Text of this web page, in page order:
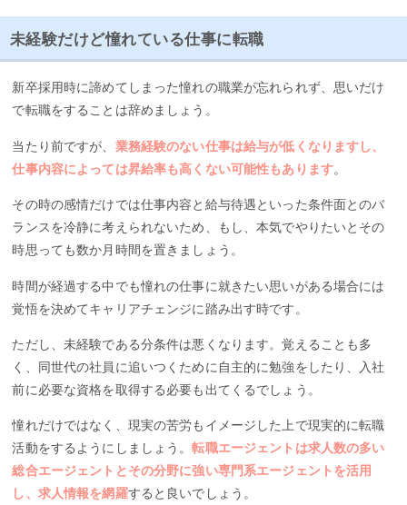
未経験だけど憧れている仕事に転職
新卒採用時に諦めてしまった憧れの職業が忘れられず、思いだけ
で転職をすることは辞めましょう。
当たり前ですが、 業務経験のない仕事は給与が低くなりますし、
仕事内容によっては昇給率も高くない可能性もあります。
その時の感情だけでは仕事内容と給与待遇といった条件面とのバ
ランスを冷静に考えられないため、もし、本気でやりたいとその
時思っても数か月時間を置きましょう。
時間が経過する中でも憧れの仕事に就きたい思いがある場合には
覚悟を決めてキャリアチェンジに踏み出す時です。
ただし、未経験である分条件は悪くなります。覚えることも多
く、同世代の社員に追いつくために自主的に勉強をしたり、入社
前に必要な資格を取得する必要も出てくるでしょう。
憧れだけではなく、現実の苦労もイメージした上で現実的に転職
活動をするようにしましょう。転職エージェントは求人数の多い
総合エージェントとその分野に強い専門系エージェントを活用
し、求人情報を網羅すると良いでしょう。